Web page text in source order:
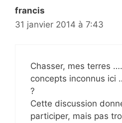
francis
31 janvier 2014 à 7:43
Chasser, mes terres
concepts inconnus ici
?
Cette discussion
participer, mais pas